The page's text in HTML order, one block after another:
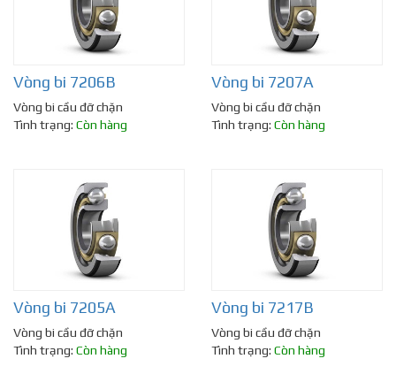
Vòng bi 7206B
Vòng bi cầu đỡ chặn
Tình trạng: Còn hàng
Vòng bi 7207A
Vòng bi cầu đỡ chặn
Tình trạng: Còn hàng
Vòng bi 7205A
Vòng bi cầu đỡ chặn
Tình trạng: Còn hàng
Vòng bi 7217B
Vòng bi cầu đỡ chặn
Tình trạng: Còn hàng